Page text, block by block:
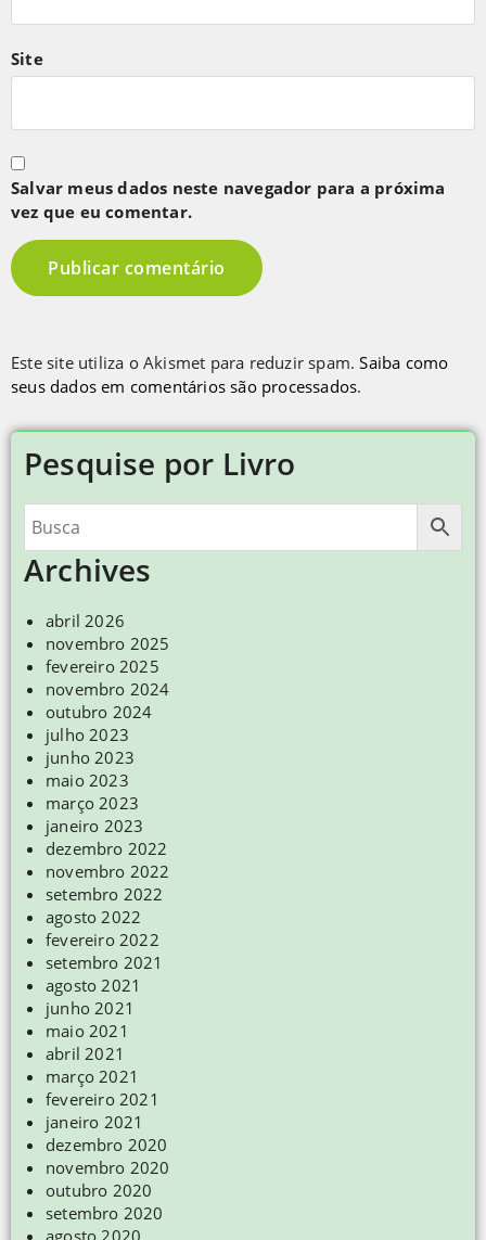
Site
Salvar meus dados neste navegador para a próxima
vez que eu comentar.
Este site utiliza o Akismet para reduzir spam.Saiba como
seus dados em comentários são processados.
Pesquise por Livro
Archives
abril 2026
novembro 2025
fevereiro 2025
novembro 2024
outubro 2024
julho 2023
junho 2023
maio 2023
março 2023
janeiro 2023
dezembro 2022
novembro 2022
setembro 2022
agosto 2022
fevereiro 2022
setembro 2021
agosto 2021
junho 2021
maio 2021
abril 2021
março 2021
fevereiro 2021
janeiro 2021
dezembro 2020
novembro 2020
outubro 2020
setembro 2020
agosto 2020